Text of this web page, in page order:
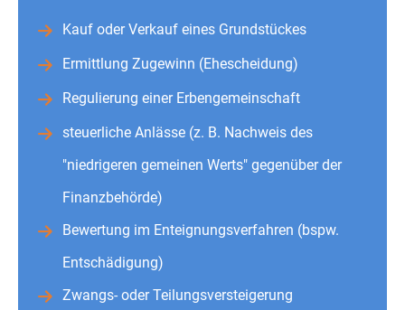
Kauf oder Verkauf eines Grundstückes
Ermittlung Zugewinn (Ehescheidung)
Regulierung einer Erbengemeinschaft
steuerliche Anlässe (z. B. Nachweis des
"niedrigeren gemeinen Werts" gegenüber der
Finanzbehörde)
Bewertung im Enteignungsverfahren (bspw.
Entschädigung)
Zwangs- oder Teilungsversteigerung